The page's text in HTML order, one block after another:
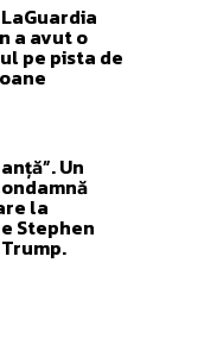
a avut o
pe pista de
Un
la
Stephen